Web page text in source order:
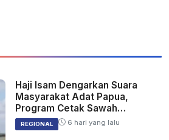
Haji Isam Dengarkan Suara
Masyarakat Adat Papua,
Program Cetak Sawah
Didukung Infrastruktur
REGIONAL 6 hari yang lalu